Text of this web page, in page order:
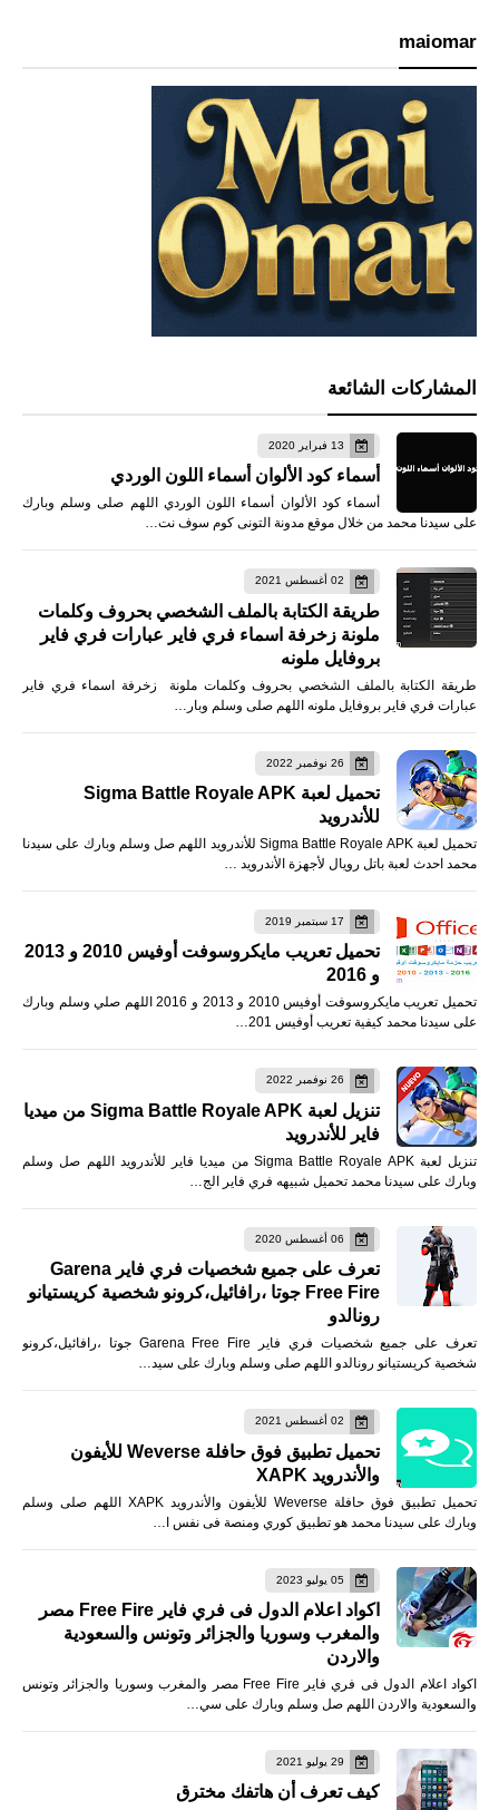
maiomar
المشاركات الشائعة
13 فبراير 2020
أسماء كود الألوان أسماء اللون الوردي
أسماء كود الألوان أسماء اللون الوردي اللهم صلى وسلم وبارك
على سيدنا محمد من خلال موقع مدونة التونى كوم سوف نت…
02 أغسطس 2021
طريقة الكتابة بالملف الشخصي بحروف وكلمات
ملونة زخرفة اسماء فري فاير عبارات فري فاير
بروفايل ملونه
طريقة الكتابة بالملف الشخصي بحروف وكلمات ملونة زخرفة اسماء فري فاير
عبارات فري فاير بروفايل ملونه اللهم صلى وسلم وبار…
26 نوفمبر 2022
تحميل لعبة Sigma Battle Royale APK
للأندرويد
تحميل لعبة Sigma Battle Royale APK للأندرويد اللهم صل وسلم وبارك على سيدنا
محمد احدث لعبة باتل رويال لأجهزة الأندرويد …
17 سبتمبر 2019
تحميل تعريب مايكروسوفت أوفيس 2010 و 2013
و 2016
تحميل تعريب مايكروسوفت أوفيس 2010 و 2013 و 2016 اللهم صلي وسلم وبارك
على سيدنا محمد كيفية تعريب أوفيس 201…
26 نوفمبر 2022
تنزيل لعبة Sigma Battle Royale APK من ميديا
فاير للأندرويد
تنزيل لعبة Sigma Battle Royale APK من ميديا فاير للأندرويد اللهم صل وسلم
وبارك على سيدنا محمد تحميل شبيهه فري فاير الج…
06 أغسطس 2020
تعرف على جميع شخصيات فري فاير Garena
Free Fire جوتا ،رافائيل،كرونو شخصية كريستيانو
رونالدو
تعرف على جميع شخصيات فري فاير Garena Free Fire جوتا ،رافائيل،كرونو
شخصية كريستيانو رونالدو اللهم صلى وسلم وبارك على سيد…
02 أغسطس 2021
تحميل تطبيق فوق حافلة Weverse للأيفون
والأندرويد XAPK
تحميل تطبيق فوق حافلة Weverse للأيفون والأندرويد XAPK اللهم صلى وسلم
وبارك على سيدنا محمد هو تطبيق كوري ومنصة فى نفس ا…
05 يوليو 2023
اكواد اعلام الدول فى فري فاير Free Fire مصر
والمغرب وسوريا والجزائر وتونس والسعودية
والاردن
اكواد اعلام الدول فى فري فاير Free Fire مصر والمغرب وسوريا والجزائر وتونس
والسعودية والاردن اللهم صل وسلم وبارك على سي…
29 يوليو 2021
كيف تعرف أن هاتفك مخترق